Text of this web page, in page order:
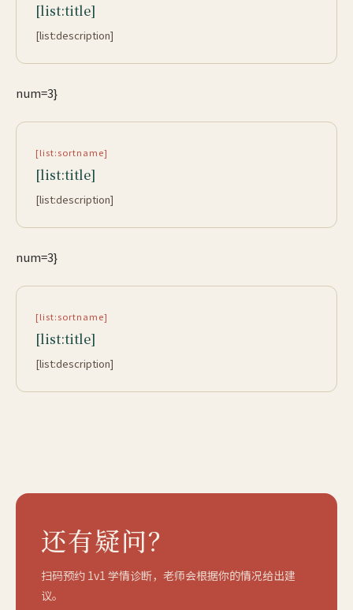
[list:title]
[list:description]
num=3}
[list:sortname]
[list:title]
[list:description]
num=3}
[list:sortname]
[list:title]
[list:description]
还有疑问？
扫码预约 1v1 学情诊断，老师会根据你的情况给出建
议。